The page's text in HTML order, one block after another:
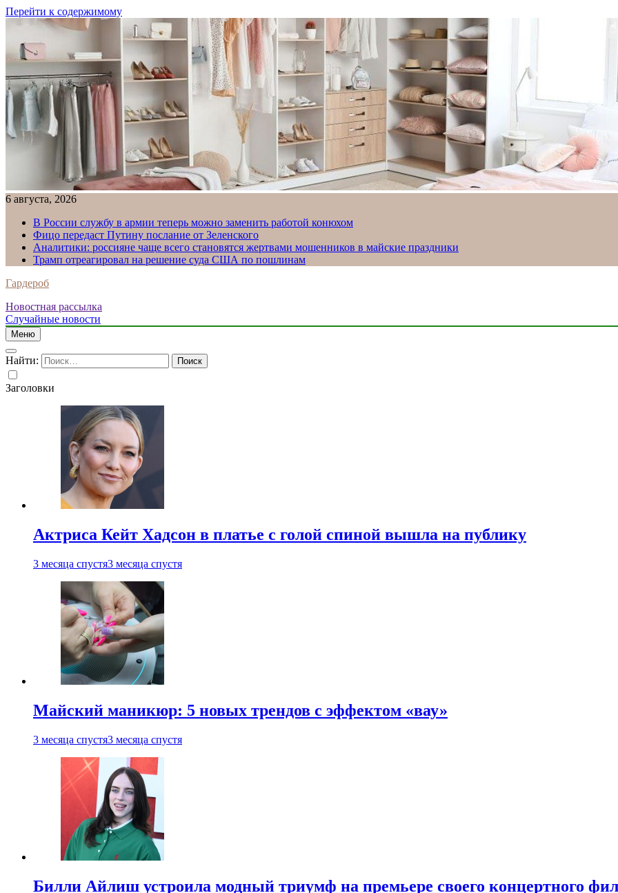
Перейти к содержимому
6 августа, 2026
В России службу в армии теперь можно заменить работой конюхом
Фицо передаст Путину послание от Зеленского
Аналитики: россияне чаще всего становятся жертвами мошенников в майские праздники
Трамп отреагировал на решение суда США по пошлинам
Гардероб
Новостная рассылка
Случайные новости
Меню
Найти:
Заголовки
Актриса Кейт Хадсон в платье с голой спиной вышла на публику
3 месяца спустя3 месяца спустя
Майский маникюр: 5 новых трендов с эффектом «вау»
3 месяца спустя3 месяца спустя
Билли Айлиш устроила модный триумф на премьере своего концертного